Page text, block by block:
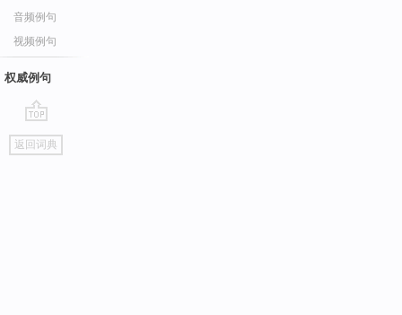
音频例句
视频例句
权威例句
go
top
返回词典